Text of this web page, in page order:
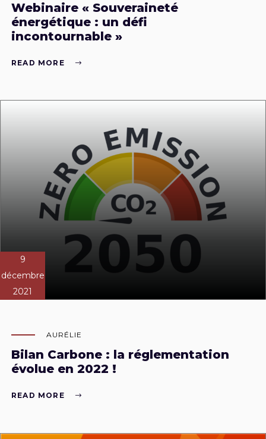
Webinaire « Souveraineté
énergétique : un défi
incontournable »
READ MORE
9
décembre
2021
AURÉLIE
Bilan Carbone : la réglementation
évolue en 2022 !
READ MORE